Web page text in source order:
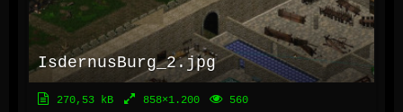
IsdernusBurg_2.jpg
270,53 kB 858×1.200 560